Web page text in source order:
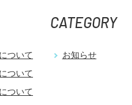
ついて
ついて
ついて
CATEGORY
お知らせ